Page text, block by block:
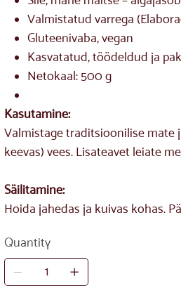
Valmistatud varrega
Gluteenivaba, vegan
Kasvatatud, töödeldud ja
Netokaal: 500 g
Kasutamine:
Valmistage traditsioonilise mate
keevas) vees. Lisateavet leiate
Säilitamine:
Hoida jahedas ja kuivas kohas.
Quantity